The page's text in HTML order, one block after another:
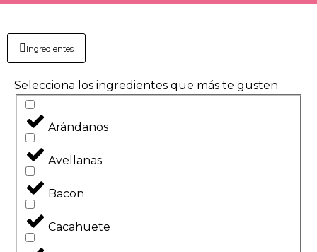
Ingredientes
Selecciona los ingredientes que más te gusten
Arándanos
Avellanas
Bacon
Cacahuete